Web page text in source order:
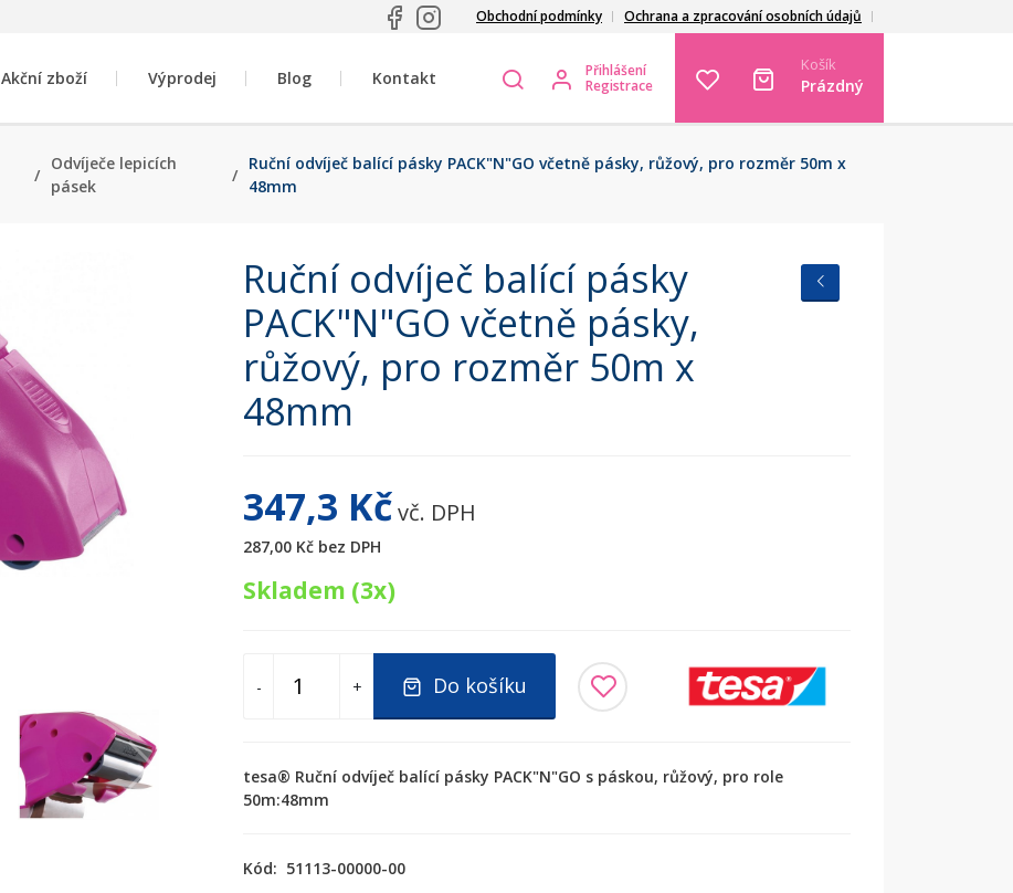
Obchodní podmínky Ochrana a zpracování osobních údajů
Akční zboží Výprodej Blog Kontakt
Přihlášení
Registrace
Košík
Prázdný
/
Odvíječe lepicích
pásek
/
Ruční odvíječ balící pásky PACK"N"GO včetně pásky, růžový, pro rozměr 50m x
48mm
Ruční odvíječ balící pásky
PACK"N"GO včetně pásky,
růžový, pro rozměr 50m x
48mm
347,3 Kčvč. DPH
287,00 Kč bez DPH
Skladem (3x)
- + Do košíku
tesa® Ruční odvíječ balící pásky PACK"N"GO s páskou, růžový, pro role
50m:48mm
Kód: 51113-00000-00